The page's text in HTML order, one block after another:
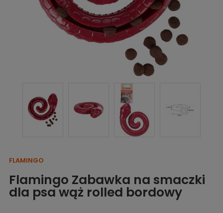
FLAMINGO
Flamingo Zabawka na smaczki
dla psa wąż rolled bordowy